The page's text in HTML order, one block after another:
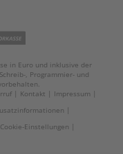
in Euro und inklusive der
, Programmier- und
Kontakt
Impressum
Cookie-Einstellungen